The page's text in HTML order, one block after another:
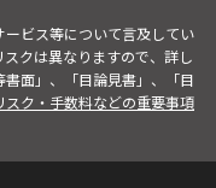
ビス等について言及してい
クは異なりますので、詳し
面」、「目論見書」、「目
スク・手数料などの重要事項